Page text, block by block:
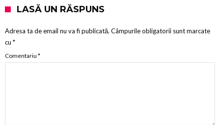
LASĂ UN RĂSPUNS
Adresa ta de email nu va fi publicată. Câmpurile obligatorii sunt marcate
cu *
Comentariu *